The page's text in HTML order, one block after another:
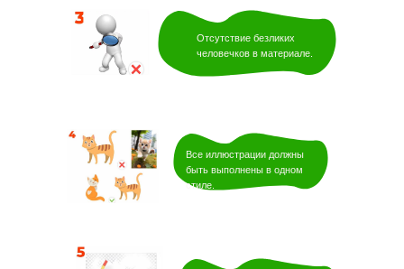
Отсутствие безликих
человечков в материале.
Все иллюстрации должны
быть выполнены в одном
стиле.